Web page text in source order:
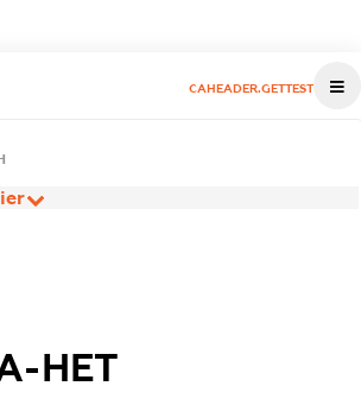
CAHEADER.GETTEST
НЕТ